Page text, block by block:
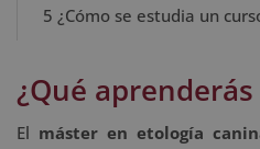
5 ¿Cómo se estudia un
¿Qué
El máster en etología